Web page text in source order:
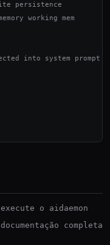
persistence
working mem
into system prompt
o aidaemon
completa